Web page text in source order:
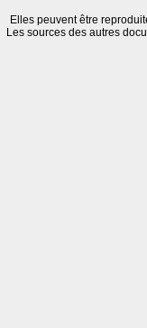
Elles peuvent être
Les sources des autres